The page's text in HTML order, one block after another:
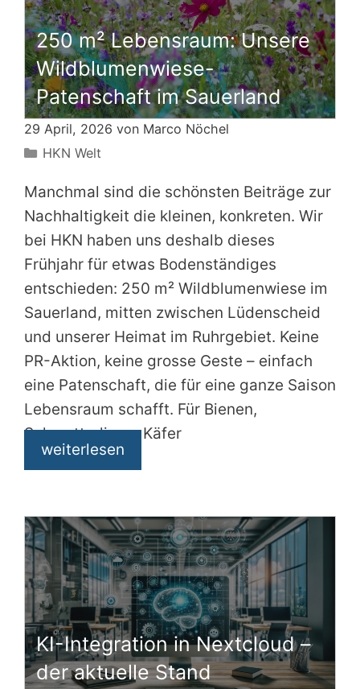
250 m² Lebensraum: Unsere
Wildblumenwiese-
Patenschaft im Sauerland
29 April, 2026 von Marco Nöchel
Kategorien
HKN Welt
Manchmal sind die schönsten Beiträge zur
Nachhaltigkeit die kleinen, konkreten. Wir
bei HKN haben uns deshalb dieses
Frühjahr für etwas Bodenständiges
entschieden: 250 m² Wildblumenwiese im
Sauerland, mitten zwischen Lüdenscheid
und unserer Heimat im Ruhrgebiet. Keine
PR-Aktion, keine grosse Geste – einfach
eine Patenschaft, die für eine ganze Saison
Lebensraum schafft. Für Bienen,
Schmetterlinge, Käfer
weiterlesen
KI-Integration in Nextcloud –
der aktuelle Stand